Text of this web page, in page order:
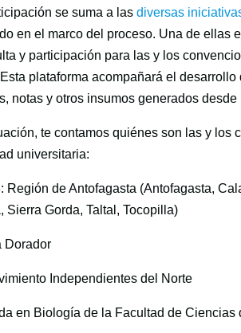
se suma a lasdiversas
en el marco del proceso. Una de ellas
y participación para las y los
plataforma acompañará el
notas y otros insumos generados
te contamos quiénes son las y los
universitaria:
Región de Antofagasta (Antofagasta,
Sierra Gorda, Taltal, Tocopilla)
Dorador
Independientes del Norte
en Biología de la Facultad de Ciencias